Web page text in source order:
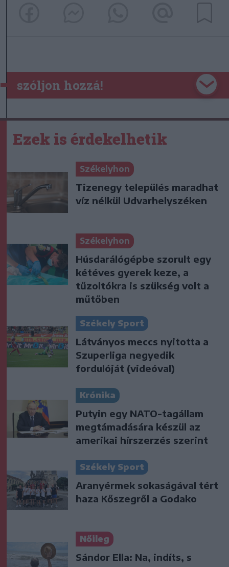
szóljon hozzá!
Ezek is érdekelhetik
Székelyhon
Tizenegy település maradhat
víz nélkül Udvarhelyszéken
Székelyhon
Húsdarálógépbe szorult egy
kétéves gyerek keze, a
tűzoltókra is szükség volt a
műtőben
Székely Sport
Látványos meccs nyitotta a
Szuperliga negyedik
fordulóját (videóval)
Krónika
Putyin egy NATO-tagállam
megtámadására készül az
amerikai hírszerzés szerint
Székely Sport
Aranyérmek sokaságával tért
haza Kőszegről a Godako
Nőileg
Sándor Ella: Na, indíts, s